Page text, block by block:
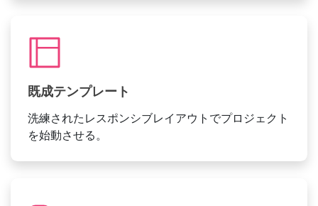
既成テンプレート
洗練されたレスポンシブレイアウトでプロジェクト
を始動させる。